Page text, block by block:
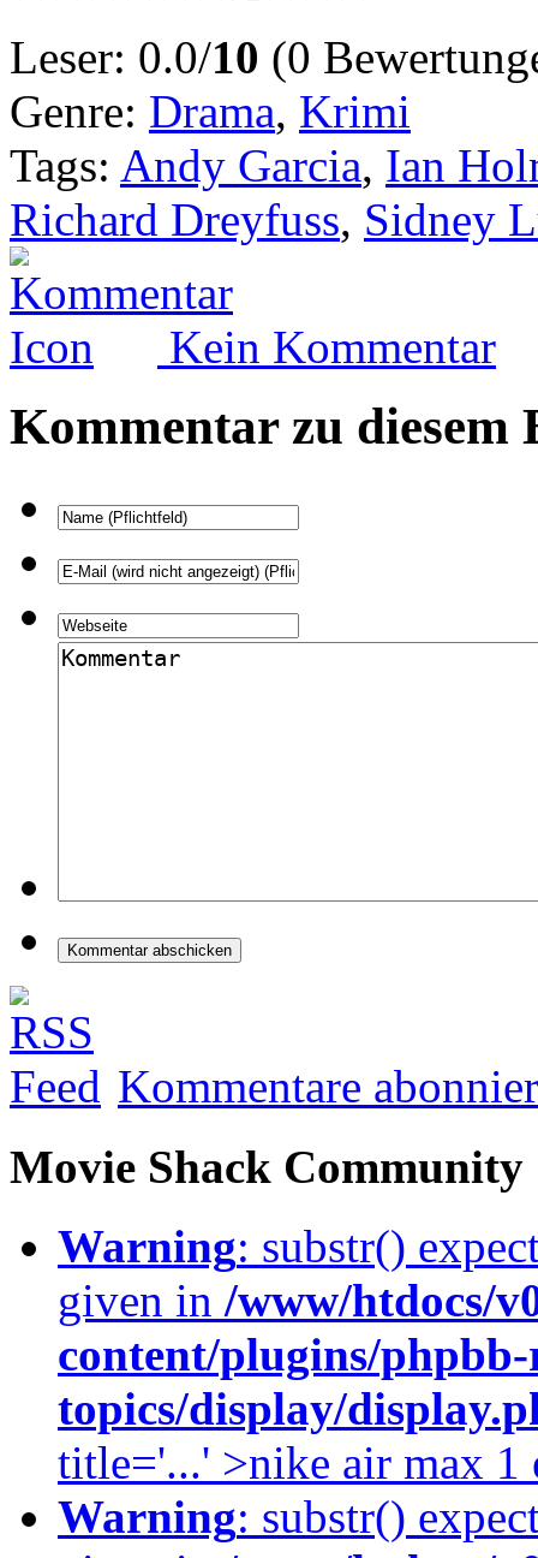
Leser: 0.0/10 (0
Genre: Drama, Krimi
Tags: Andy Garcia, Ian
Richard Dreyfuss, Sidney
Kein Kommentar
Kommentar zu diesem
Kommentare
Movie Shack Community
Warning: substr()
given in /www/htdocs/
content/plugins/phpbb-
topics/display/
title='...' >nike air max 1
Warning: substr()